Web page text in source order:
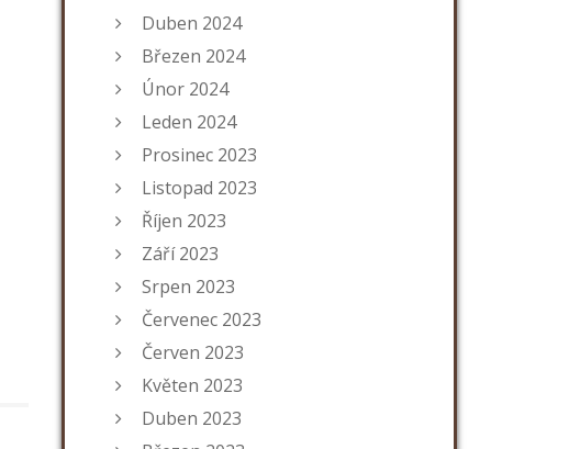
Duben 2024
Březen 2024
Únor 2024
Leden 2024
Prosinec 2023
Listopad 2023
Říjen 2023
Září 2023
Srpen 2023
Červenec 2023
Červen 2023
Květen 2023
Duben 2023